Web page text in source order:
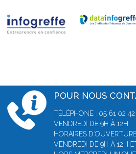
POUR NOUS
TÉLÉPHONE : 05 61 02
VENDREDI DE 9H À 12H
HORAIRES
VENDREDI DE 9H À 12H